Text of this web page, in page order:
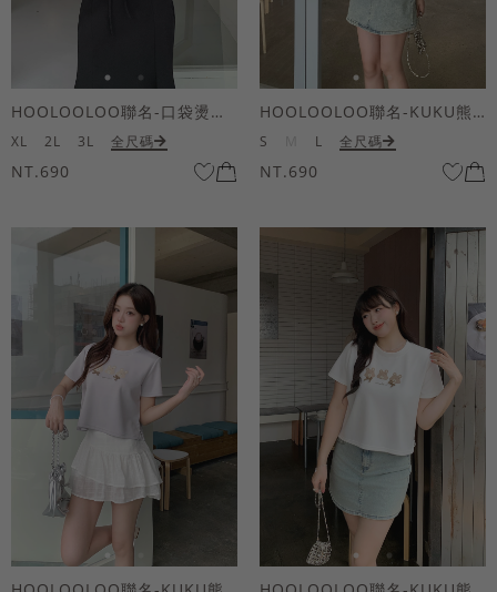
HOOLOOLOO聯名-口袋燙金KUKU熊短袖上衣
XL 2L 3L 全尺碼
NT.690
HOOLOOLOO聯名-KUKU熊蝴蝶結短袖上衣
S L 全尺碼
NT.690